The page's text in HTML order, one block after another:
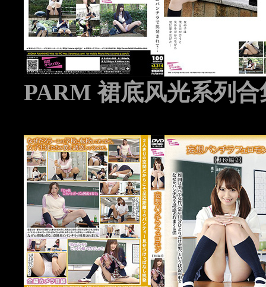
PARM 裙底风光系列合